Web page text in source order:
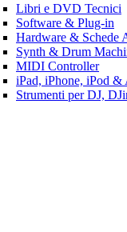
Libri e DVD Tecnici
Software & Plug-in
Hardware & Schede
Synth & Drum
MIDI Controller
iPad, iPhone, iPod &
Strumenti per DJ,